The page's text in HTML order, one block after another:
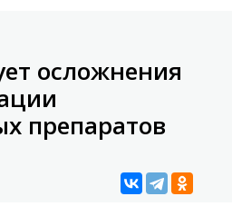
осложнения
препаратов